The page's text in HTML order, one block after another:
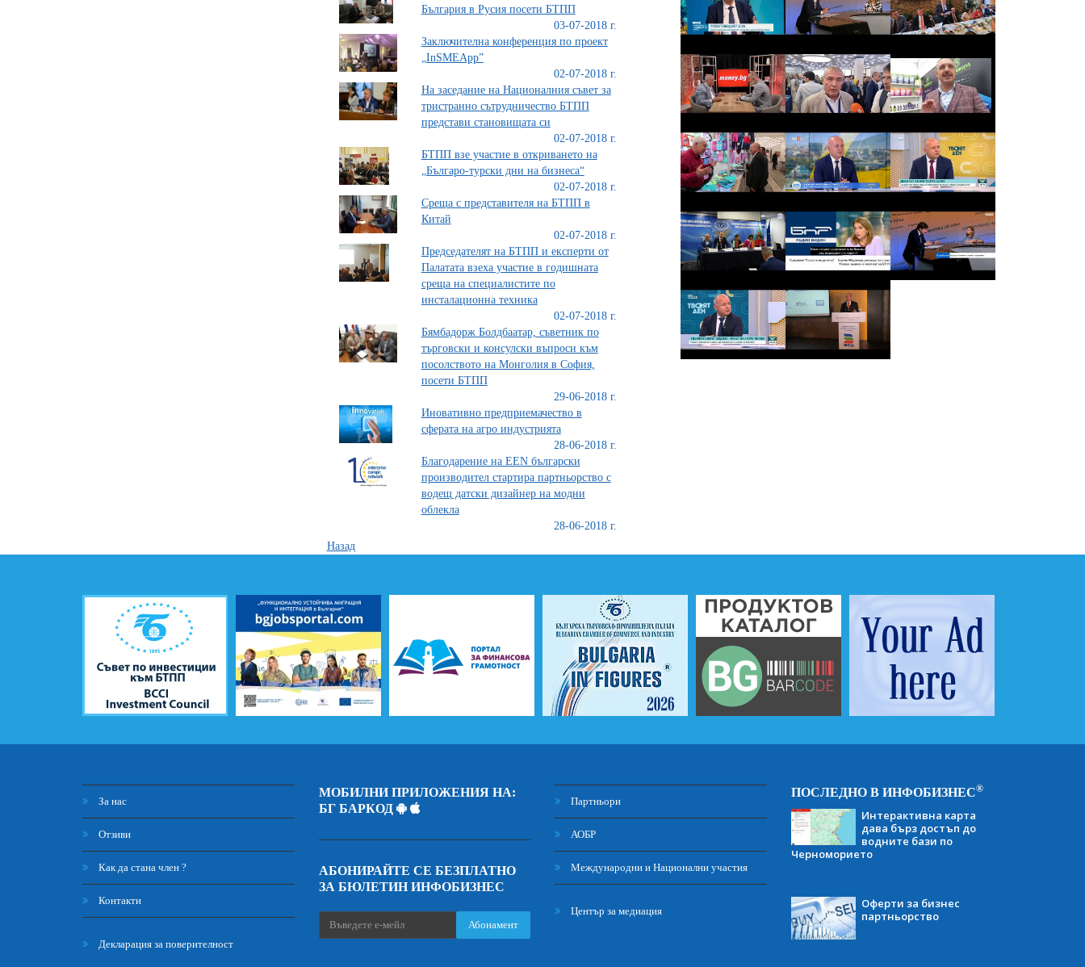
България в Русия посети БТПП
03-07-2018 г.
Заключителна конференция по проект
„InSMEApp”
02-07-2018 г.
На заседание на Националния съвет за
тристранно сътрудничество БТПП
представи становищата си
02-07-2018 г.
БТПП взе участие в откриването на
„Българо-турски дни на бизнеса“
02-07-2018 г.
Среща с представителя на БТПП в
Китай
02-07-2018 г.
Председателят на БТПП и експерти от
Палатата взеха участие в годишната
среща на специалистите по
инсталационна техника
02-07-2018 г.
Бямбадорж Болдбаатар, съветник по
търговски и консулски въпроси към
посолството на Монголия в София,
посети БТПП
29-06-2018 г.
Иновативно предприемачество в
сферата на агро индустрията
28-06-2018 г.
Благодарение на EEN български
производител стартира партньорство с
водещ датски дизайнер на модни
облекла
28-06-2018 г.
Назад
За нас
Отзиви
Как да стана член ?
Контакти
Декларация за поверителност
МОБИЛНИ ПРИЛОЖЕНИЯ НА:
БГ БАРКОД
АБОНИРАЙТЕ СЕ БЕЗПЛАТНО
ЗА БЮЛЕТИН ИНФОБИЗНЕС
Абонамент
Партньори
АОБР
Международни и Национални участия
Център за медиация
ПОСЛЕДНО В ИНФОБИЗНЕС®
Интерактивна карта
дава бърз достъп до
водните бази по
Черноморието
Оферти за бизнес
партньорство